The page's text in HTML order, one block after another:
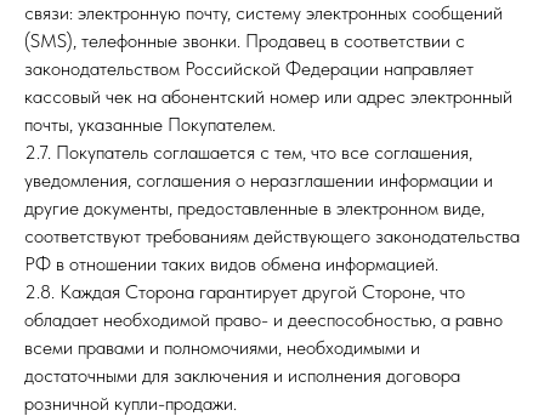
связи: электронную почту, систему электронных сообщений
(SMS), телефонные звонки. Продавец в соответствии с
законодательством Российской Федерации направляет
кассовый чек на абонентский номер или адрес электронный
почты, указанные Покупателем.
2.7. Покупатель соглашается с тем, что все соглашения,
уведомления, соглашения о неразглашении информации и
другие документы, предоставленные в электронном виде,
соответствуют требованиям действующего законодательства
РФ в отношении таких видов обмена информацией.
2.8. Каждая Сторона гарантирует другой Стороне, что
обладает необходимой право- и дееспособностью, а равно
всеми правами и полномочиями, необходимыми и
достаточными для заключения и исполнения договора
розничной купли-продажи.